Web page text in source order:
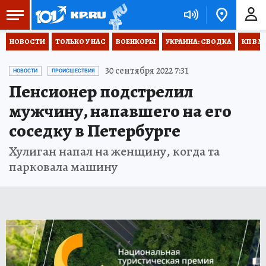
НОВОСТИ ТОЛЬКО У НАС ВОЕНКОРЫ УКРАИНА: СВОДКА КП В
НОВОСТИ ПРОИСШЕСТВИЯ 30 сентября 2022 7:31
Пенсионер подстрелил
мужчину, напавшего на его
соседку в Петербурге
Хулиган напал на женщину, когда та
парковала машину